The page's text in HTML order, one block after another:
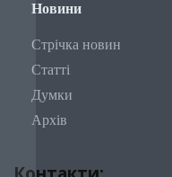
Новини
Стрічка новин
Статті
Думки
Архів